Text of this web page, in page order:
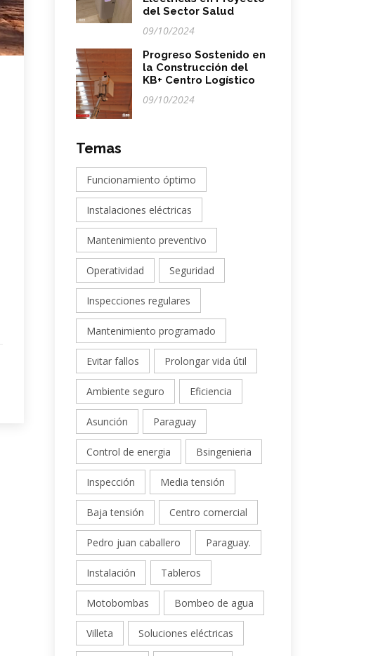
del Sector Salud
09/10/2024
Progreso Sostenido en
la Construcción del
KB+ Centro Logístico
09/10/2024
Temas
Funcionamiento óptimo
Instalaciones eléctricas
Mantenimiento preventivo
Operatividad Seguridad
Inspecciones regulares
Mantenimiento programado
Evitar fallos Prolongar vida útil
Ambiente seguro Eficiencia
Asunción Paraguay
Control de energia Bsingenieria
Inspección Media tensión
Baja tensión Centro comercial
Pedro juan caballero Paraguay.
Instalación Tableros
Motobombas Bombeo de agua
Villeta Soluciones eléctricas